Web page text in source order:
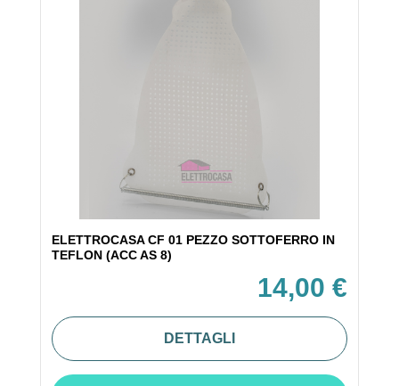
ELETTROCASA CF 01 PEZZO SOTTOFERRO IN
TEFLON (ACC AS 8)
14,00 €
DETTAGLI